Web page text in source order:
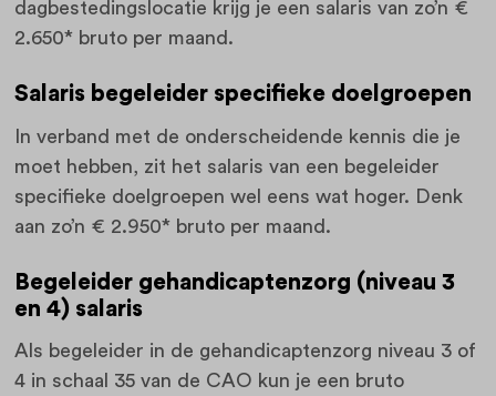
dagbestedingslocatie krijg je een salaris van zo’n €
2.650* bruto per maand.
Salaris begeleider specifieke doelgroepen
In verband met de onderscheidende kennis die je
moet hebben, zit het salaris van een begeleider
specifieke doelgroepen wel eens wat hoger. Denk
aan zo’n € 2.950* bruto per maand.
Begeleider gehandicaptenzorg (niveau 3
en 4) salaris
Als begeleider in de gehandicaptenzorg niveau 3 of
4 in schaal 35 van de CAO kun je een bruto